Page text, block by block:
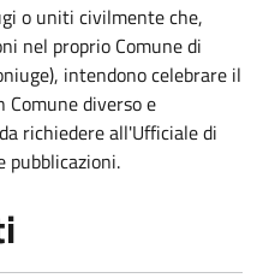
o uniti civilmente che,
nel proprio Comune di
intendono celebrare il
diverso e
richiedere all'Ufficiale di
pubblicazioni.